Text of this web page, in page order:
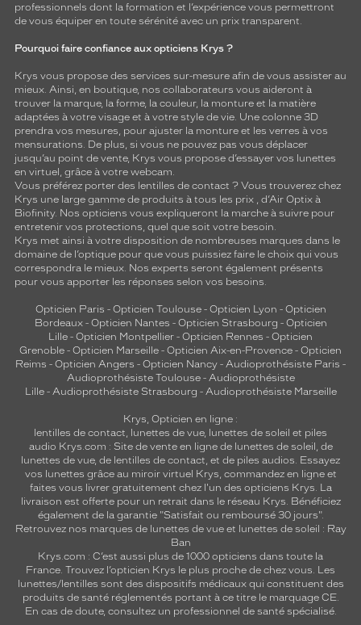
professionnels dont la formation et l’expérience vous permettront
de vous équiper en toute sérénité avec un prix transparent.
Pourquoi faire confiance aux opticiens Krys ?
Krys vous propose des services sur-mesure afin de vous assister au
mieux. Ainsi, en boutique, nos collaborateurs vous aideront à
trouver la marque, la forme, la couleur, la monture et la matière
adaptées à votre visage et à votre style de vie. Une colonne 3D
prendra vos mesures, pour ajuster la monture et les verres à vos
mensurations. De plus, si vous ne pouvez pas vous déplacer
jusqu’au point de vente, Krys vous propose d’essayer vos lunettes
en virtuel, grâce à votre webcam.
Vous préférez porter des lentilles de contact ? Vous trouverez chez
Krys une large gamme de produits à tous les prix , d’Air Optix à
Biofinity. Nos opticiens vous expliqueront la marche à suivre pour
entretenir vos protections, quel que soit votre besoin.
Krys met ainsi à votre disposition de nombreuses marques dans le
domaine de l’optique pour que vous puissiez faire le choix qui vous
correspondra le mieux. Nos experts seront également présents
pour vous apporter les réponses selon vos besoins.
Opticien Paris - Opticien Toulouse- Opticien Lyon - Opticien
Bordeaux- Opticien Nantes - Opticien Strasbourg - Opticien
Lille - Opticien Montpellier - Opticien Rennes - Opticien
Grenoble - Opticien Marseille - Opticien Aix-en-Provence - Opticien
Reims - Opticien Angers - Opticien Nancy - Audioprothésiste Paris -
Audioprothésiste Toulouse- Audioprothésiste
Lille- Audioprothésiste Strasbourg - Audioprothésiste Marseille
Krys, Opticien en ligne :
lentilles de contact, lunettes de vue, lunettes de soleil et piles
audio Krys.com : Site de vente en ligne de lunettes de soleil, de
lunettes de vue, de lentilles de contact, et de piles audios. Essayez
vos lunettes grâce au miroir virtuel Krys, commandez en ligne et
faites vous livrer gratuitement chez l'un des opticiens Krys. La
livraison est offerte pour un retrait dans le réseau Krys. Bénéficiez
également de la garantie "Satisfait ou remboursé 30 jours".
Retrouvez nos marques de lunettes de vue et lunettes de soleil : Ray
Ban
Krys.com : C’est aussi plus de 1000 opticiens dans toute la
France. Trouvez l’opticien Krys le plus proche de chez vous. Les
lunettes/lentilles sont des dispositifs médicaux qui constituent des
produits de santé réglementés portant à ce titre le marquage CE.
En cas de doute, consultez un professionnel de santé spécialisé.